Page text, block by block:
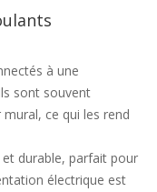
à une
sont souvent
ce qui les rend
durable, parfait pour
électrique est